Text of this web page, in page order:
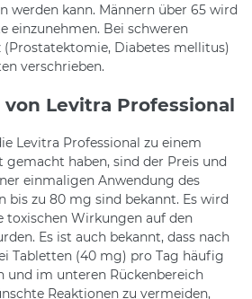
werden kann. Männern über 65 wird
einzunehmen. Bei schweren
Diabetes mellitus)
verschrieben.
Levitra Professional
Levitra Professional zu einem
gemacht haben, sind der Preis und
einmaligen Anwendung des
bis zu 80 mg sind bekannt. Es wird
toxischen Wirkungen auf den
Es ist auch bekannt, dass nach
Tabletten (40 mg) pro Tag häufig
und im unteren Rückenbereich
Reaktionen zu vermeiden,